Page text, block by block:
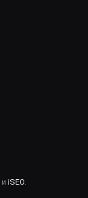
и iSEO